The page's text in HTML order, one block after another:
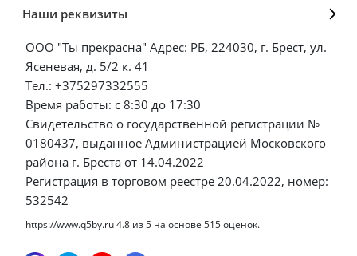
Наши реквизиты
ООО "Ты прекрасна" Адрес: РБ, 224030, г. Брест, ул.
Ясеневая, д. 5/2 к. 41
Тел.: +375297332555
Время работы: с 8:30 до 17:30
Свидетельство о государственной регистрации №
0180437, выданное Администрацией Московского
района г. Бреста от 14.04.2022
Регистрация в торговом реестре 20.04.2022, номер:
532542
https://www.q5by.ru4.8 из5 на основе 515оценок.